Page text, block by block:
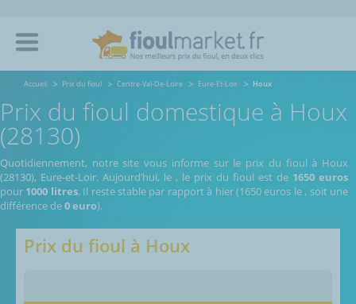
Accueil Prix du fioul Centre-Val-De-Loire Eure-Et-Loir Houx
Prix du fioul domestique à Houx
(28130)
Quotidiennement, notre site vous informe sur le prix du fioul à Houx
(28130), Eure-et-Loir. Aujourd’hui, le , le prix du fioul est de 1650 euros
pour 1000 litres. Il reste stable par rapport à hier (1650 euros le, soit une
différence de0 euro).
Prix du fioul à Houx